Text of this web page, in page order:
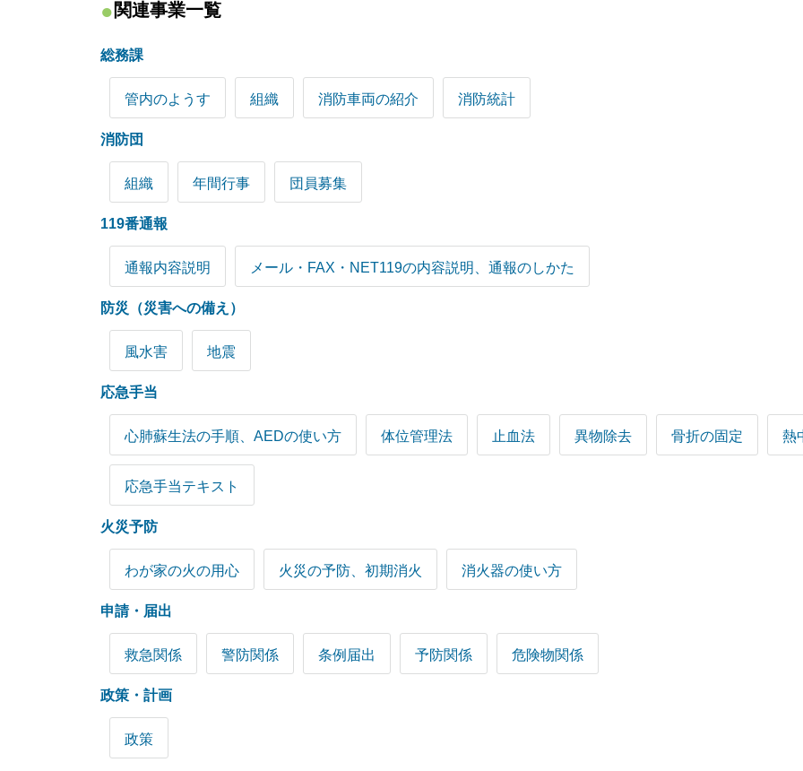
関連事業一覧
総務課
管内のようす 組織 消防車両の紹介 消防統計
消防団
組織 年間行事 団員募集
119番通報
通報内容説明 メール・FAX・NET119の内容説明、通報のしかた
防災（災害への備え）
風水害 地震
応急手当
心肺蘇生法の手順、AEDの使い方 体位管理法 止血法 異物除去 骨折の固定 熱
応急手当テキスト
火災予防
わが家の火の用心 火災の予防、初期消火 消火器の使い方
申請・届出
救急関係 警防関係 条例届出 予防関係 危険物関係
政策・計画
政策